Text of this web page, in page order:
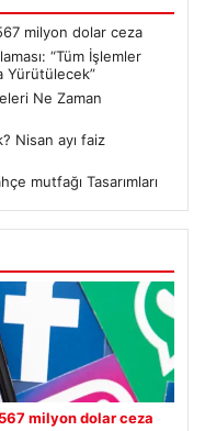
milyon dolar ceza
“Tüm İşlemler
Yürütülecek”
Ne Zaman
Nisan ayı faiz
mutfağı Tasarımları
milyon dolar ceza